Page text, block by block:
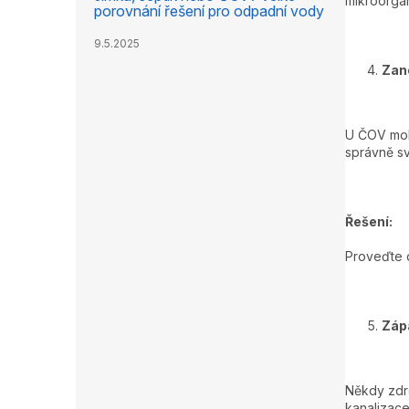
porovnání řešení pro odpadní vody
9.5.2025
U ČOV
správně
Řešení:
Proveďte
Někdy